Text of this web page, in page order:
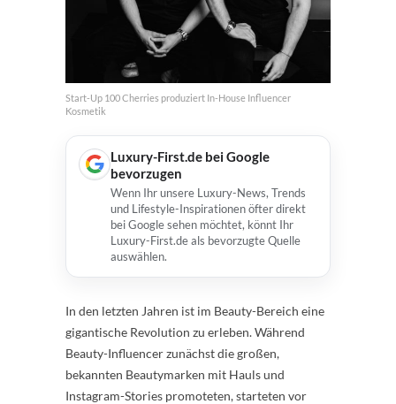
Start-Up 100 Cherries produziert In-House Influencer
Kosmetik
Luxury-First.de bei Google
bevorzugen
Wenn Ihr unsere Luxury-News, Trends
und Lifestyle-Inspirationen öfter direkt
bei Google sehen möchtet, könnt Ihr
Luxury-First.de als bevorzugte Quelle
auswählen.
In den letzten Jahren ist im Beauty-Bereich eine
gigantische Revolution zu erleben. Während
Beauty-Influencer zunächst die großen,
bekannten Beautymarken mit Hauls und
Instagram-Stories promoteten, starteten vor